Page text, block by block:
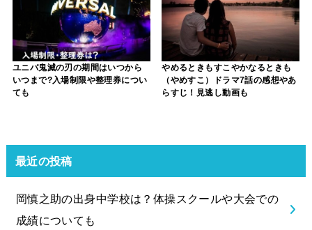
ユニバ鬼滅の刃の期間はいつから
いつまで?入場制限や整理券につい
ても
やめるときもすこやかなるときも
（やめすこ）ドラマ7話の感想やあ
らすじ！見逃し動画も
最近の投稿
岡慎之助の出身中学校は？体操スクールや大会での
成績についても